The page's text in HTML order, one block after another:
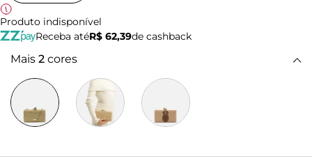
Produto indisponível
Receba atéR$ 62,39de cashback
Mais 2 cores